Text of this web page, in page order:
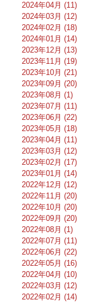
2024年04月 (11)
2024年03月 (12)
2024年02月 (18)
2024年01月 (14)
2023年12月 (13)
2023年11月 (19)
2023年10月 (21)
2023年09月 (20)
2023年08月 (1)
2023年07月 (11)
2023年06月 (22)
2023年05月 (18)
2023年04月 (11)
2023年03月 (12)
2023年02月 (17)
2023年01月 (14)
2022年12月 (12)
2022年11月 (20)
2022年10月 (20)
2022年09月 (20)
2022年08月 (1)
2022年07月 (11)
2022年06月 (22)
2022年05月 (16)
2022年04月 (10)
2022年03月 (12)
2022年02月 (14)